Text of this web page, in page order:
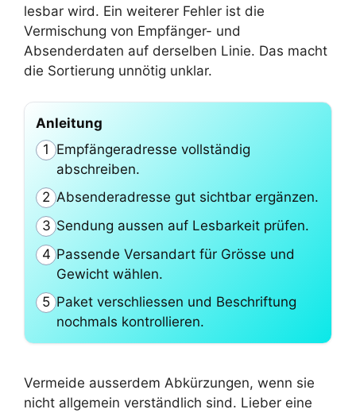
lesbar wird. Ein weiterer Fehler ist die
Vermischung von Empfänger- und
Absenderdaten auf derselben Linie. Das macht
die Sortierung unnötig unklar.
Anleitung
1 Empfängeradresse vollständig
abschreiben.
2 Absenderadresse gut sichtbar ergänzen.
3 Sendung aussen auf Lesbarkeit prüfen.
4 Passende Versandart für Grösse und
Gewicht wählen.
5 Paket verschliessen und Beschriftung
nochmals kontrollieren.
Vermeide ausserdem Abkürzungen, wenn sie
nicht allgemein verständlich sind. Lieber eine